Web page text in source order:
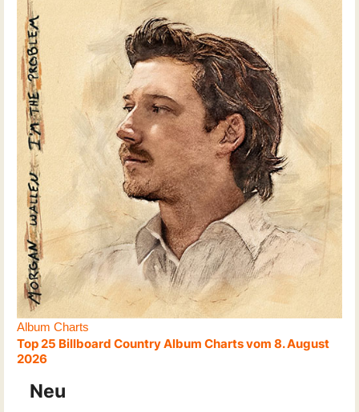
Album Charts
Top 25 Billboard Country Album Charts vom 8. August
2026
Neu